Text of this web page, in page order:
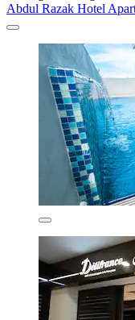
Abdul Razak Hotel